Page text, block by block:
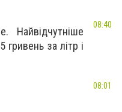
Найвідчутніше
за літр і
08:40
08:01